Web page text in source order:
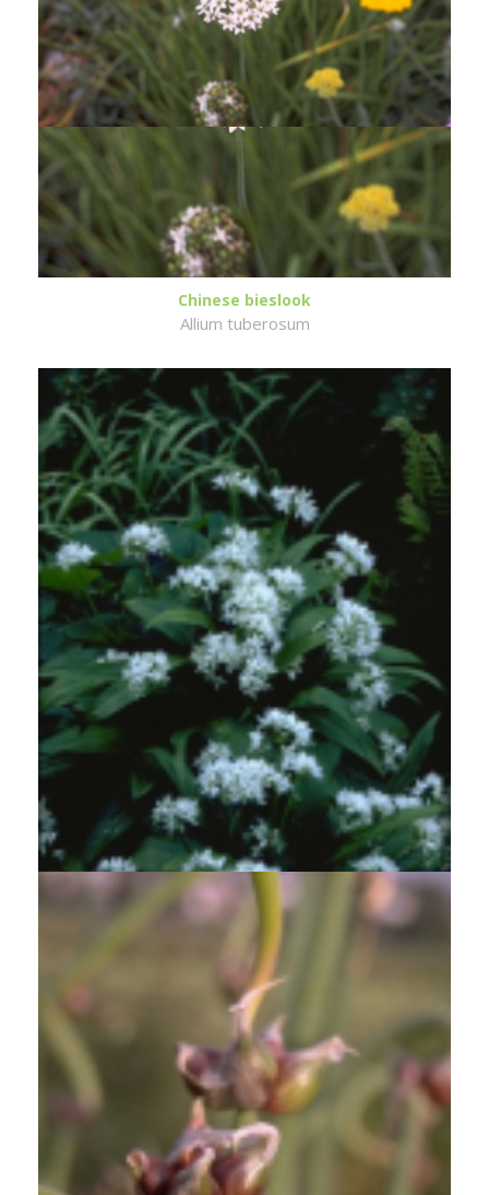
Chinese bieslook
Allium tuberosum
Daslook
Allium ursinum